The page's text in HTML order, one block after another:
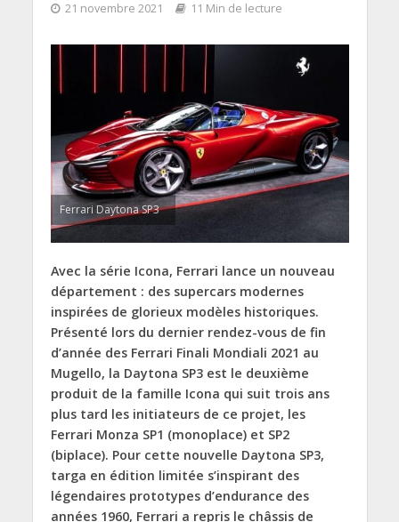
21 novembre 2021 11 Min de lecture
Ferrari Daytona SP3
Avec la série Icona, Ferrari lance un nouveau
département : des supercars modernes
inspirées de glorieux modèles historiques.
Présenté lors du dernier rendez-vous de fin
d’année des Ferrari Finali Mondiali 2021 au
Mugello, la Daytona SP3 est le deuxième
produit de la famille Icona qui suit trois ans
plus tard les initiateurs de ce projet, les
Ferrari Monza SP1 (monoplace) et SP2
(biplace). Pour cette nouvelle Daytona SP3,
targa en édition limitée s’inspirant des
légendaires prototypes d’endurance des
années 1960, Ferrari a repris le châssis de